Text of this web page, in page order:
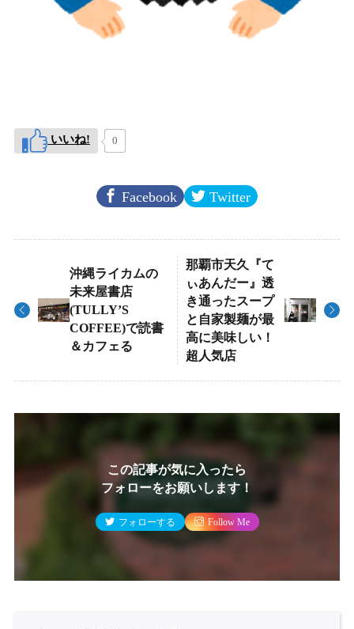
いいね! 0
Facebook Twitter
沖縄ライカムの
未来屋書店
(TULLY’S
COFFEE)で読書
＆カフェる
那覇市天久『て
ぃあんだー』透
き通ったスープ
と自家製麺が最
高に美味しい！
超人気店
この記事が気に入ったら
フォローをお願いします！
フォローする Follow Me